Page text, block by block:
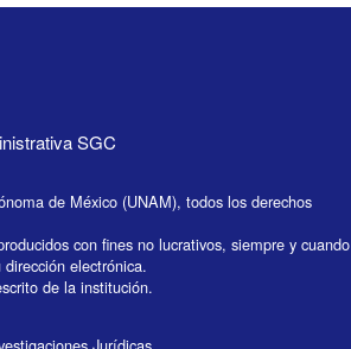
SGC
de México (UNAM), todos los derechos
con fines no lucrativos, siempre y cuando
electrónica.
de la institución.